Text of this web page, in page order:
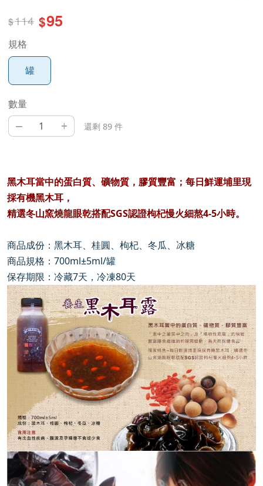
$114 $95
規格
罐
數量
– + 還剩 89 件
黑木耳當中的蛋白質、礦物質，膠質豐富； 每日鮮運埔里現
採有機黑木耳，
精選冬山窯燒龍眼乾搭配SGS認證枸杞慢火細熬4-5小時。
商品成份：黑木耳、桂圓、枸杞、冬瓜、冰糖
商品規格：700ml±5ml/罐
保存期限：冷藏7天，冷凍80天